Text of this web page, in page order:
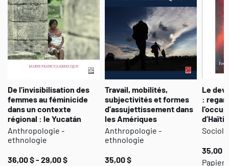
De l’invisibilisation des
femmes au féminicide
dans un contexte
régional : le Yucatán
Anthropologie -
ethnologie
36,00 $ - 29,00 $
Travail, mobilités,
subjectivités et formes
d’assujettissement dans
les Amériques
Anthropologie -
ethnologie
35,00 $
Le
:
d’Haïti
35,00 $
Papier